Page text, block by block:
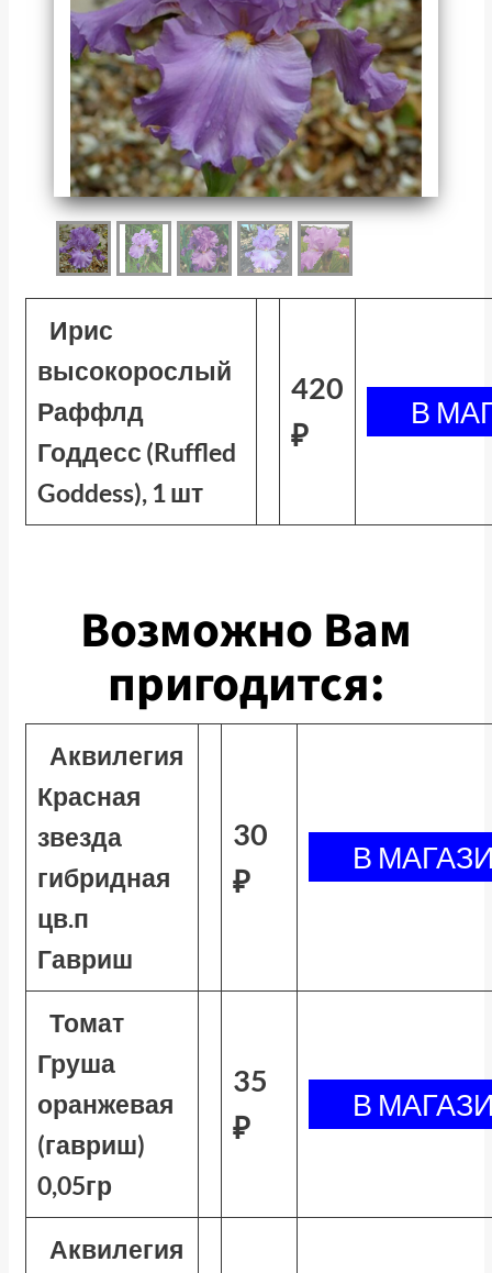
Ирис
высокорослый
Раффлд
Годдесс (Ruffled
Goddess), 1 шт
420
₽
Возможно Вам
пригодится:
Аквилегия
Красная
звезда
гибридная
цв.п
Гавриш
30
₽
Томат
Груша
оранжевая
(гавриш)
0,05гр
35
₽
Аквилегия